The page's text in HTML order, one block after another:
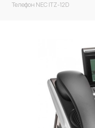
Телефон NEC ITZ-12D